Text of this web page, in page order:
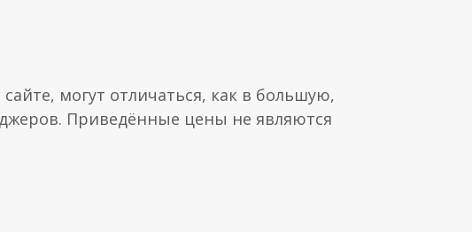
могут отличаться, как в большую,
Приведённые цены не являются